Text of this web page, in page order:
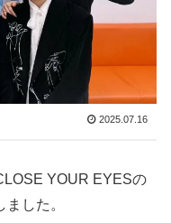
2025.07.16
YOUR EYESの
した。